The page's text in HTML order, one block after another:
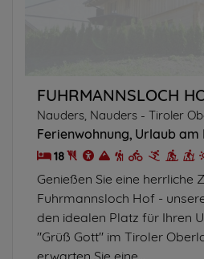
FUHRMANNSLOCH
Ferienwohnung Urlaub am
18
Genießen Sie eine herrliche
Fuhrmannsloch Hof -
den idealen Platz für Ihren
"Grüß Gott" im Tiroler